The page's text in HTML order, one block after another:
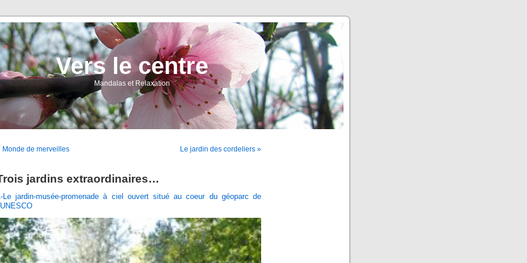
Vers le centre
Mandalas et Relaxation
Monde de merveilles Le jardin des cordeliers »
jardins extraordinaires…
Le jardin-musée-promenade à ciel ouvert situé au coeur du géoparc de